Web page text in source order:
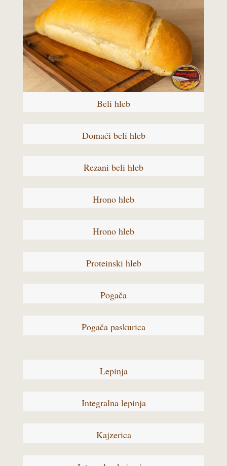
Beli hleb
Domaći beli hleb
Rezani beli hleb
Hrono hleb
Hrono hleb
Proteinski hleb
Pogača
Pogača paskurica
Lepinja
Integralna lepinja
Kajzerica